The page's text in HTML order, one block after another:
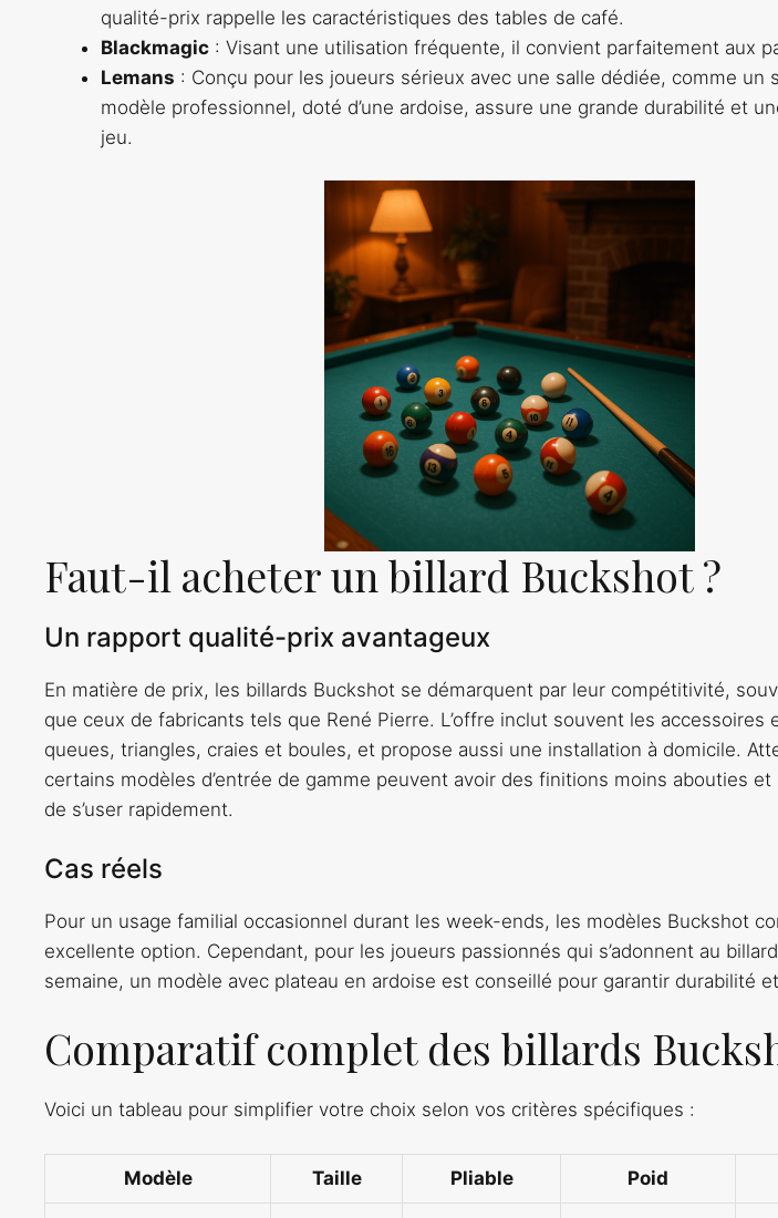
qualité-prix rappelle les caractéristiques des tables de café.
Blackmagic : Visant une utilisation fréquente, il convient parfaitement aux
Lemans : Conçu pour les joueurs sérieux avec une salle dédiée, comme un
modèle professionnel, doté d’une ardoise, assure une grande durabilité et
jeu.
Faut-il acheter un billard Buckshot ?
Un rapport qualité-prix avantageux
En matière de prix, les billards Buckshot se démarquent par leur compétitivité,
que ceux de fabricants tels que René Pierre. L’offre inclut souvent les accessoires
queues, triangles, craies et boules, et propose aussi une installation à domicile.
certains modèles d’entrée de gamme peuvent avoir des finitions moins abouties
de s’user rapidement.
Cas réels
Pour un usage familial occasionnel durant les week-ends, les modèles Buckshot
excellente option. Cependant, pour les joueurs passionnés qui s’adonnent au
semaine, un modèle avec plateau en ardoise est conseillé pour garantir durabilité
Comparatif complet des billards
Voici un tableau pour simplifier votre choix selon vos critères spécifiques :
Modèle Taille Pliable Poid